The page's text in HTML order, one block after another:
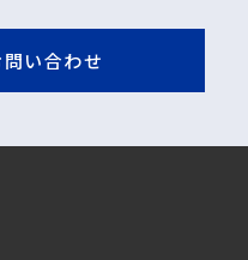
い合わせ